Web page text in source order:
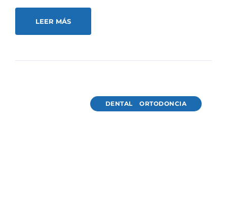
LEER MÁS
DENTAL ORTODONCIA